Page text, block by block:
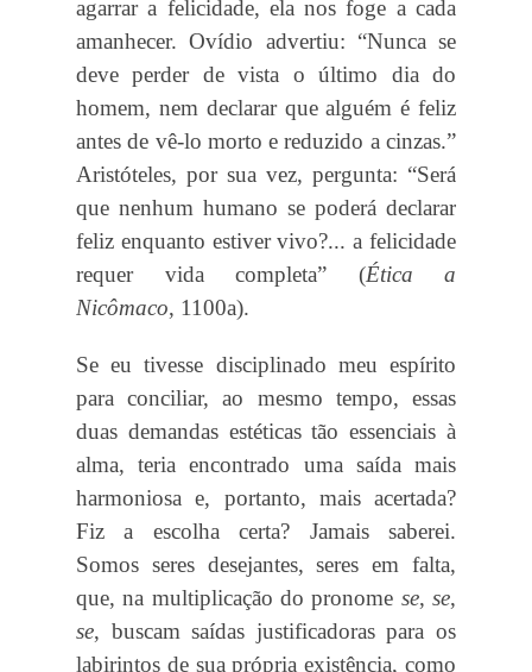
agarrar a felicidade, ela nos foge a cada
amanhecer. Ovídio advertiu: “Nunca se
deve perder de vista o último dia do
homem, nem declarar que alguém é feliz
antes de vê-lo morto e reduzido a cinzas.”
Aristóteles, por sua vez, pergunta: “Será
que nenhum humano se poderá declarar
feliz enquanto estiver vivo?... a felicidade
requer vida completa” (Ética a
Nicômaco, 1100a).
Se eu tivesse disciplinado meu espírito
para conciliar, ao mesmo tempo, essas
duas demandas estéticas tão essenciais à
alma, teria encontrado uma saída mais
harmoniosa e, portanto, mais acertada?
Fiz a escolha certa? Jamais saberei.
Somos seres desejantes, seres em falta,
que, na multiplicação do pronome se,se,
se, buscam saídas justificadoras para os
labirintos de sua própria existência, como